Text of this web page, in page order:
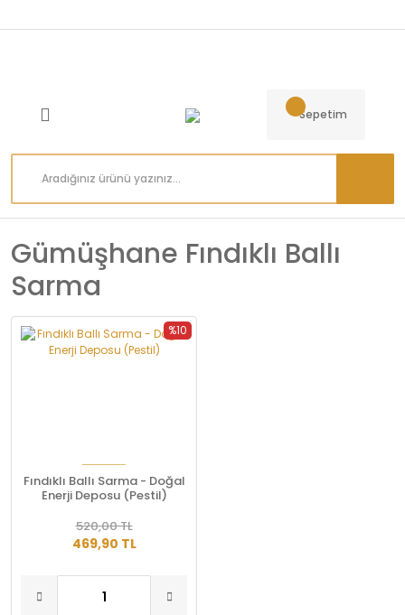
Sepetim
Gümüşhane Fındıklı Ballı
Sarma
%10
Fındıklı Ballı Sarma - Doğal
Enerji Deposu (Pestil)
469,90 TL
520,00 TL